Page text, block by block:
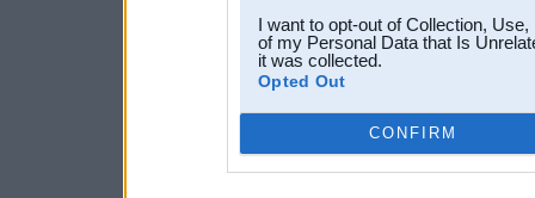
I want to opt-out of Collection,
of my Personal Data that Is
it was collected.
Opted Out
CONFIRM